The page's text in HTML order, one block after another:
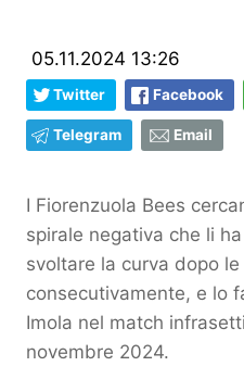
05.11.2024 13:26
Twitter Facebook
Telegram Email
I Fiorenzuola Bees
spirale negativa che li
svoltare la curva dopo
consecutivamente, e lo
Imola nel match
novembre 2024.